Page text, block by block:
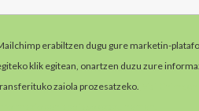
erabiltzen dugu gure marketin-
klik egitean, onartzen duzu zure
zaiola prozesatzeko.